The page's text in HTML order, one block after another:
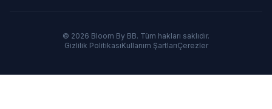
© 2026 Bloom By BB. Tüm hakları saklıdır.
Gizlilik PolitikasıKullanım ŞartlarıÇerezler